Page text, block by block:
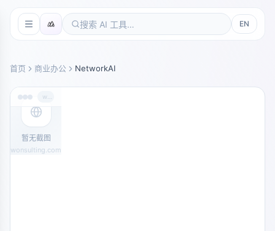
EN
首页 商业办公 NetworkAI
暂无截图
wonsulting.com